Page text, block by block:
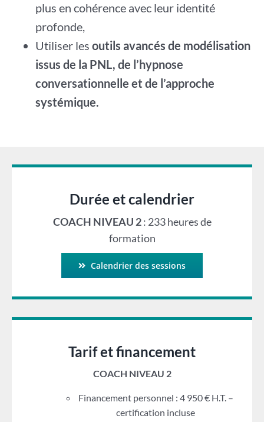
plus en cohérence avec leur identité
profonde,
Utiliser les outils avancés de modélisation
issus de la PNL, de l’hypnose
conversationnelle et de l’approche
systémique.
Durée et calendrier
COACH NIVEAU 2: 233 heures de
formation
Calendrier des sessions
Tarif et financement
COACH NIVEAU 2
Financement personnel : 4 950 € H.T. –
certification incluse